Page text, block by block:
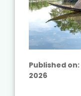
Published on:
2026